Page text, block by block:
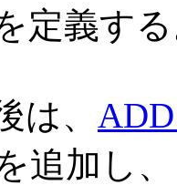
定義す
は、
追加し